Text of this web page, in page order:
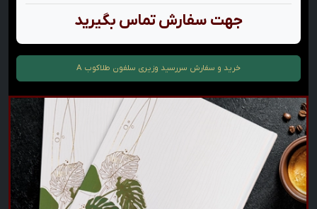
جهت سفارش تماس بگیرید
خرید و سفارش سررسید وزیری سلفون طلاکوب A